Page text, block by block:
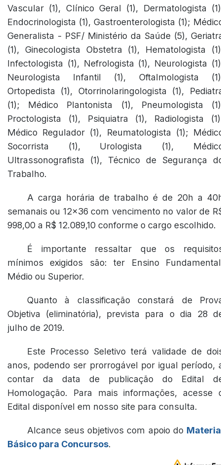
Vascular (1), Clínico Geral (1), Dermatologista
Endocrinologista (1), Gastroenterologista (1);
Generalista - PSF/ Ministério da Saúde (5),
(1), Ginecologista Obstetra (1), Hematologista
Infectologista (1), Nefrologista (1), Neurologista
Neurologista Infantil (1), Oftalmologista
Ortopedista (1), Otorrinolaringologista (1),
(1); Médico Plantonista (1), Pneumologista
Proctologista (1), Psiquiatra (1), Radiologista
Médico Regulador (1), Reumatologista (1);
Socorrista (1), Urologista (1),
Ultrassonografista (1), Técnico de Segurança
Trabalho.
A carga horária de trabalho é de 20h a
semanais ou 12x36 com vencimento no valor de
998,00 a R$ 12.089,10 conforme o cargo escolhido.
É importante ressaltar que os
mínimos exigidos são: ter Ensino
Médio ou Superior.
Quanto à classificação constará de
Objetiva (eliminatória), prevista para o dia 28
julho de 2019.
Este Processo Seletivo terá validade de
anos, podendo ser prorrogável por igual período,
contar da data de publicação do Edital
Homologação. Para mais informações, acesse
Edital disponível em nosso site para consulta.
Alcance seus objetivos com apoio do
Básico para Concursos.